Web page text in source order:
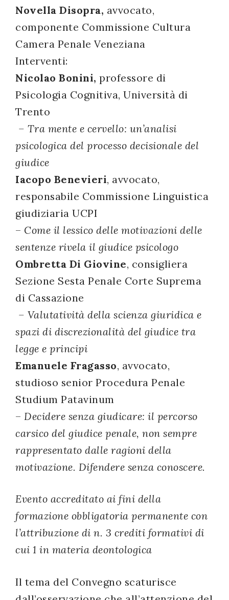
Novella Disopra, avvocato,
componente Commissione Cultura
Camera Penale Veneziana
Interventi:
Nicolao Bonini, professore di
Psicologia Cognitiva, Università di
Trento
– Tra mente e cervello: un’analisi
psicologica del processo decisionale del
giudice
Iacopo Benevieri, avvocato,
responsabile Commissione Linguistica
giudiziaria UCPI
– Come il lessico delle motivazioni delle
sentenze rivela il giudice psicologo
Ombretta Di Giovine, consigliera
Sezione Sesta Penale Corte Suprema
di Cassazione
– Valutatività della scienza giuridica e
spazi di discrezionalità del giudice tra
legge e principi
Emanuele Fragasso, avvocato,
studioso senior Procedura Penale
Studium Patavinum
– Decidere senza giudicare: il percorso
carsico del giudice penale, non sempre
rappresentato dalle ragioni della
motivazione. Difendere senza conoscere.
Evento accreditato ai fini della
formazione obbligatoria permanente con
l’attribuzione di n. 3 crediti formativi di
cui 1 in materia deontologica
Il tema del Convegno scaturisce